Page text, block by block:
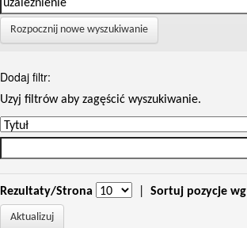
Rozpocznij nowe wyszukiwanie
Dodaj filtr:
Uzyj filtrów aby zagęścić wyszukiwanie.
Rezultaty/Strona Sortuj pozycje wg